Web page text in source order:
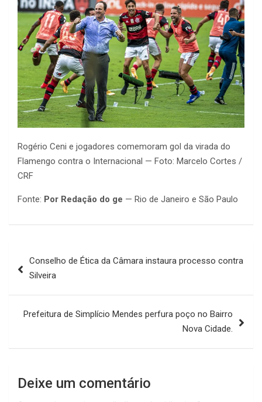
Rogério Ceni e jogadores comemoram gol da virada do
Flamengo contra o Internacional — Foto: Marcelo Cortes /
CRF
Fonte: Por Redação do ge — Rio de Janeiro e São Paulo
de
Conselho de Ética da Câmara instaura processo contra
Silveira
Prefeitura de Simplício Mendes perfura poço no Bairro
Nova Cidade.
Deixe um comentário